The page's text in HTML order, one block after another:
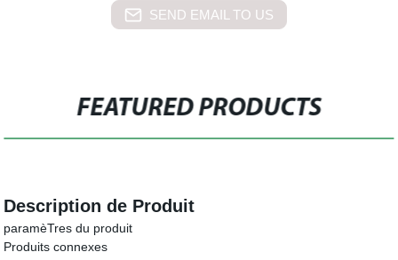
SEND EMAIL TO US
FEATURED PRODUCTS
Description de Produit
paramèTres du produit
Produits connexes